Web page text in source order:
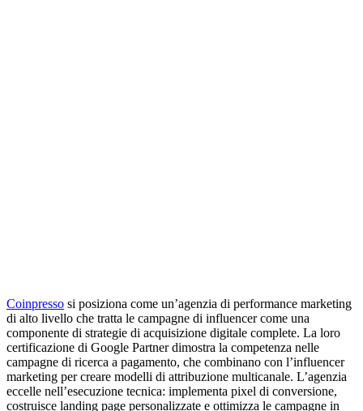
Coinpresso si posiziona come un’agenzia di performance marketing
di alto livello che tratta le campagne di influencer come una
componente di strategie di acquisizione digitale complete. La loro
certificazione di Google Partner dimostra la competenza nelle
campagne di ricerca a pagamento, che combinano con l’influencer
marketing per creare modelli di attribuzione multicanale. L’agenzia
eccelle nell’esecuzione tecnica: implementa pixel di conversione,
costruisce landing page personalizzate e ottimizza le campagne in